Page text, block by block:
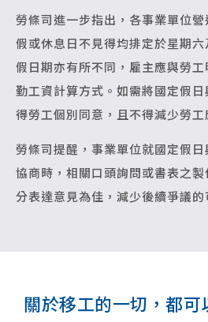
勞條司進一步指出，各事業單位
假或休息日不見得均排定於星期
假日期亦有所不同，雇主應與勞
勤工資計算方式。如需將國定假
得勞工個別同意，且不得減少勞工
勞條司提醒，事業單位就國定假
協商時，相關口頭詢問或書表之
分表達意見為佳，減少後續爭議的
關於移工的一切，都